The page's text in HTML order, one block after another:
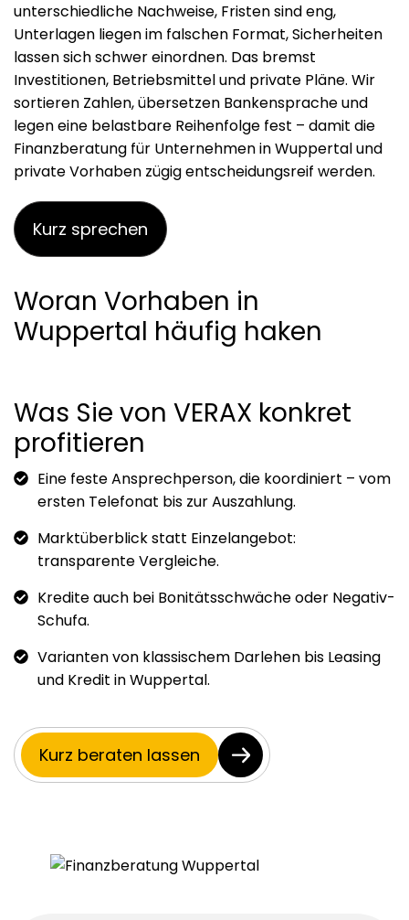
unterschiedliche Nachweise, Fristen sind eng,
Unterlagen liegen im falschen Format, Sicherheiten
lassen sich schwer einordnen. Das bremst
Investitionen, Betriebsmittel und private Pläne. Wir
sortieren Zahlen, übersetzen Bankensprache und
legen eine belastbare Reihenfolge fest – damit die
Finanzberatung für Unternehmen in Wuppertal und
private Vorhaben zügig entscheidungsreif werden.
Kurz sprechen
Woran Vorhaben in
Wuppertal häufig haken
Was Sie von VERAX konkret
profitieren
Eine feste Ansprechperson, die koordiniert – vom
ersten Telefonat bis zur Auszahlung.
Marktüberblick statt Einzelangebot:
transparente Vergleiche.
Kredite auch bei Bonitätsschwäche oder Negativ-
Schufa.
Varianten von klassischem Darlehen bis Leasing
und Kredit in Wuppertal.
Kurz beraten lassen